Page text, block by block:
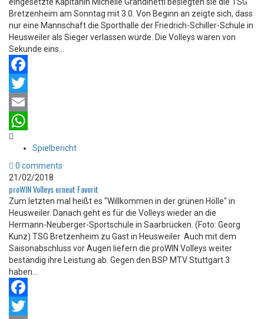
eingesetzte Kapitänin Michelle Grandinetti besiegten sie die TSG
Bretzenheim am Sonntag mit 3:0. Von Beginn an zeigte sich, dass
nur eine Mannschaft die Sporthalle der Friedrich-Schiller-Schule in
Heusweiler als Sieger verlassen würde. Die Volleys waren von
Sekunde eins...
Facebook
Twitter
Email
WhatsApp
Spielbericht
0 comments
21/02/2018
proWIN Volleys erneut Favorit
Zum letzten mal heißt es "Willkommen in der grünen Hölle" in
Heusweiler. Danach geht es für die Volleys wieder an die
Hermann-Neuberger-Sportschule in Saarbrücken. (Foto: Georg
Kunz) TSG Bretzenheim zu Gast in Heusweiler Auch mit dem
Saisonabschluss vor Augen liefern die proWIN Volleys weiter
beständig ihre Leistung ab. Gegen den BSP MTV Stuttgart 3
haben...
Facebook